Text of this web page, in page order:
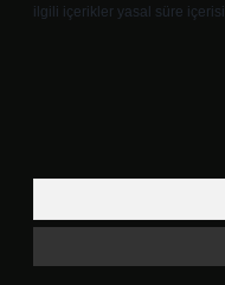
ilgili içerikler yasal süre